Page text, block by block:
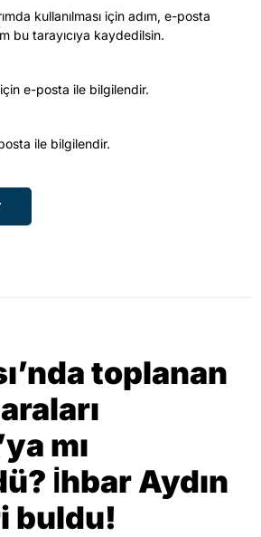
kullanılması için adım, e-posta
bu tarayıcıya kaydedilsin.
e-posta ile bilgilendir.
ile bilgilendir.
toplanan
mı
İhbar Aydın
buldu!